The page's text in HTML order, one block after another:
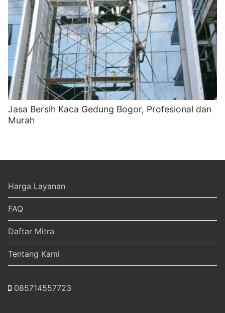
Jasa Bersih Kaca Gedung Bogor, Profesional dan
Murah
Harga Layanan
FAQ
Daftar Mitra
Tentang Kami
085714557723